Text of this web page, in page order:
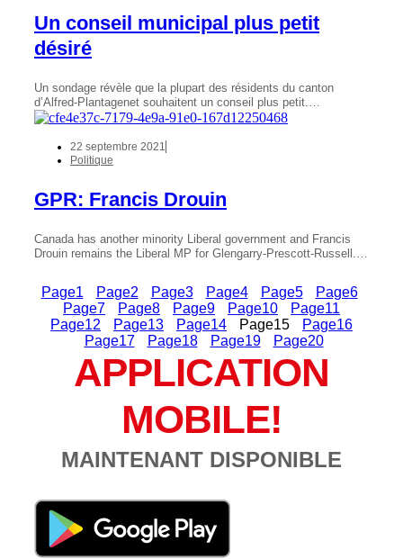
Un conseil municipal plus petit
désiré
Un sondage révèle que la plupart des résidents du canton
d’Alfred-Plantagenet souhaitent un conseil plus petit.…
22 septembre 2021
Politique
GPR: Francis Drouin
Canada has another minority Liberal government and Francis
Drouin remains the Liberal MP for Glengarry-Prescott-Russell.…
Page1 Page2 Page3 Page4 Page5 Page6
Page7 Page8 Page9 Page10 Page11
Page12 Page13 Page14 Page15 Page16
Page17 Page18 Page19 Page20
APPLICATION
MOBILE!
MAINTENANT DISPONIBLE